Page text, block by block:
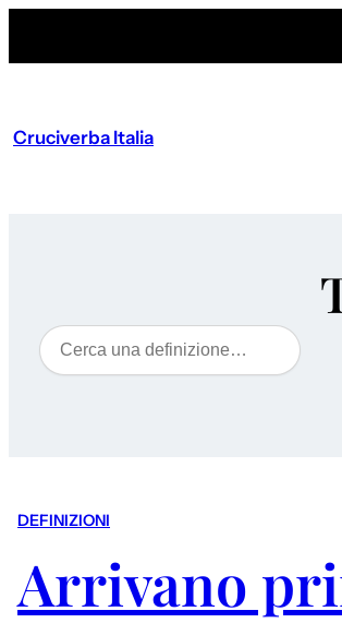
Cruciverba Italia
Cerca
DEFINIZIONI
Arrivano